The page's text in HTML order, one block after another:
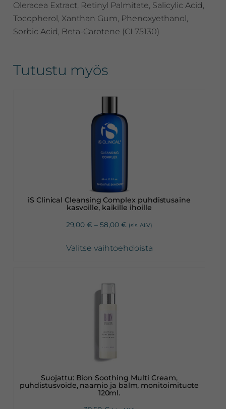
Oleracea Extract, Retinyl Palmitate, Salicylic Acid,
Tocopherol, Xanthan Gum, Phenoxyethanol,
Sorbic Acid, Beta-Carotene (CI 75130)
Tutustu myös
iS Clinical Cleansing Complex puhdistusaine
kasvoille, kaikille ihoille
29,00 € – 58,00 € Hintaluokka:
-
(sis. ALV)
Valitse vaihtoehdoista
Suojattu: Bion Soothing Multi Cream,
puhdistusvoide, naamio ja balm, monitoimituote
120ml.